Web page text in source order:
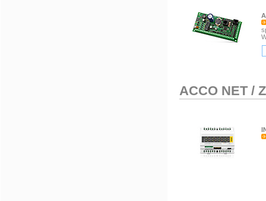
ACCO NET/